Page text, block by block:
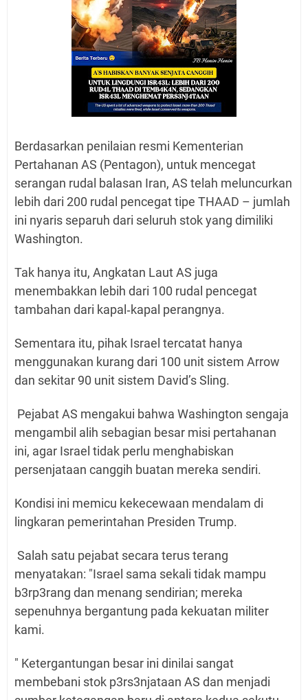
Berdasarkan penilaian resmi Kementerian
Pertahanan AS (Pentagon), untuk mencegat
serangan rudal balasan Iran, AS telah meluncurkan
lebih dari 200 rudal pencegat tipe THAAD – jumlah
ini nyaris separuh dari seluruh stok yang dimiliki
Washington.
Tak hanya itu, Angkatan Laut AS juga
menembakkan lebih dari 100 rudal pencegat
tambahan dari kapal‑kapal perangnya.
Sementara itu, pihak Israel tercatat hanya
menggunakan kurang dari 100 unit sistem Arrow
dan sekitar 90 unit sistem David’s Sling.
Pejabat AS mengakui bahwa Washington sengaja
mengambil alih sebagian besar misi pertahanan
ini, agar Israel tidak perlu menghabiskan
persenjataan canggih buatan mereka sendiri.
Kondisi ini memicu kekecewaan mendalam di
lingkaran pemerintahan Presiden Trump.
Salah satu pejabat secara terus terang
menyatakan: "Israel sama sekali tidak mampu
b3rp3rang dan menang sendirian; mereka
sepenuhnya bergantung pada kekuatan militer
kami.
" Ketergantungan besar ini dinilai sangat
membebani stok p3rs3njataan AS dan menjadi